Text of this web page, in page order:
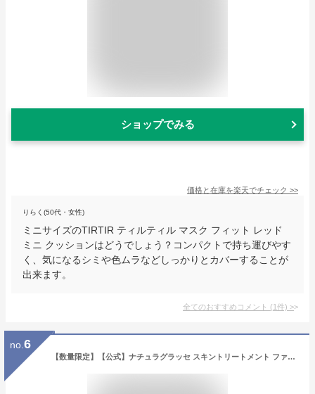
ショップでみる
価格と在庫を楽天でチェック >>
りらく(50代・女性)
ミニサイズのTIRTIR ティルティル マスク フィット レッド
ミニ クッションはどうでしょう？コンパクトで持ち運びやす
く、気になるシミや色ムラなどしっかりとカバーすることが
出来ます。
全てのおすすめコメント (1件) >
no. 6
【数量限定】【公式】ナチュラグラッセ スキントリートメント ファンデーションN セット NO2 ナチュラルオークル2 | ミニパウダー付き 保湿 石けんで落とせる 紫外線 UV ブルーライト オーガニック ノンケミカル 日本 国産 ナチュラル ナチュラルグラッセ naturaglace